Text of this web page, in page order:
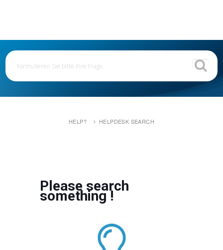
HELP? HELPDESK SEARCH
Please search
something !